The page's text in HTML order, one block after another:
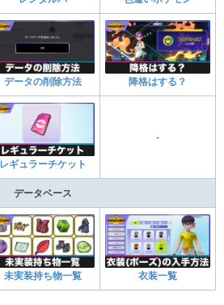
データの削除方法 降格はする？
レギュラーチケット
-
データベース
未実装持ち物一覧 衣装一覧